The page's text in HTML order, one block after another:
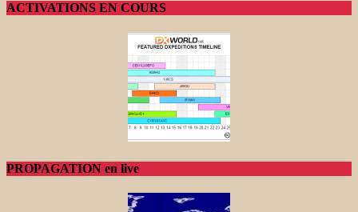
ACTIVATIONS EN COURS
PROPAGATION en live